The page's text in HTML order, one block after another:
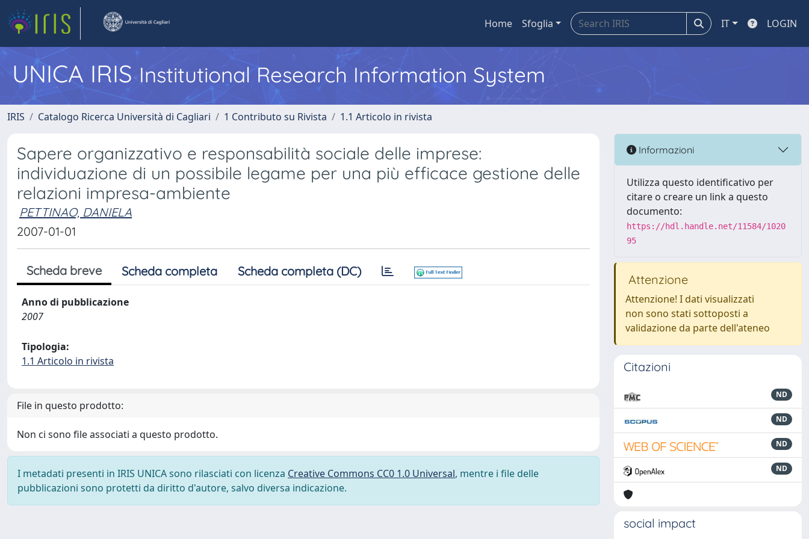
Home Sfoglia IT LOGIN
UNICA IRISInstitutional Research Information System
IRIS Catalogo Ricerca Università di Cagliari 1 Contributo su Rivista 1.1 Articolo in rivista
Sapere organizzativo e responsabilità sociale delle imprese:
individuazione di un possibile legame per una più efficace gestione delle
relazioni impresa-ambiente
PETTINAO, DANIELA
2007-01-01
Scheda breve Scheda completa Scheda completa (DC)
Anno di pubblicazione
2007
Tipologia:
1.1 Articolo in rivista
File in questo prodotto:
Non ci sono file associati a questo prodotto.
I metadati presenti in IRIS UNICA sono rilasciati con licenza Creative Commons CC0 1.0 Universal, mentre i file delle
pubblicazioni sono protetti da diritto d'autore, salvo diversa indicazione.
Informazioni
Utilizza questo identificativo per
citare o creare un link a questo
documento:
https://hdl.handle.net/11584/1020
95
Attenzione
Attenzione! I dati visualizzati
non sono stati sottoposti a
validazione da parte dell'ateneo
Citazioni
ND
ND
ND
ND
social impact